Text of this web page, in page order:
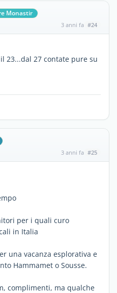
Monastir
3 anni fa #24
23...dal 27 contate pure su
3 anni fa #25
per i quali curo
in Italia
una vacanza esplorativa e
Hammamet o Sousse.
complimenti, ma qualche